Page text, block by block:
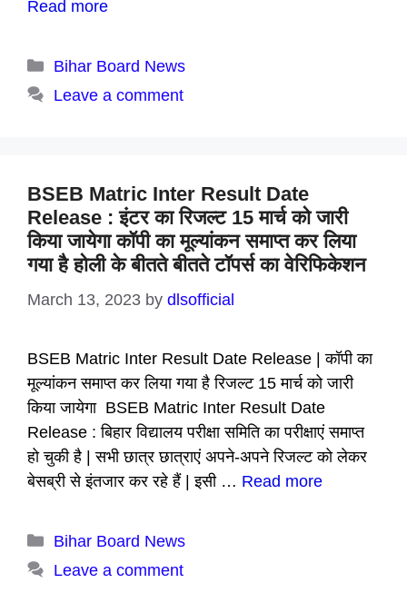
Read more
Categories
Bihar Board News
Leave a comment
BSEB Matric Inter Result Date
Release : इंटर का रिजल्ट 15 मार्च को जारी
किया जायेगा कॉपी का मूल्यांकन समाप्त कर लिया
गया है होली के बीतते बीतते टॉपर्स का वेरिफिकेशन
March 13, 2023 by dlsofficial
BSEB Matric Inter Result Date Release | कॉपी का
मूल्यांकन समाप्त कर लिया गया है रिजल्ट 15 मार्च को जारी
किया जायेगा BSEB Matric Inter Result Date
Release : बिहार विद्यालय परीक्षा समिति का परीक्षाएं समाप्त
हो चुकी है | सभी छात्र छात्राएं अपने-अपने रिजल्ट को लेकर
बेसब्री से इंतजार कर रहे हैं | इसी … Read more
Categories
Bihar Board News
Leave a comment